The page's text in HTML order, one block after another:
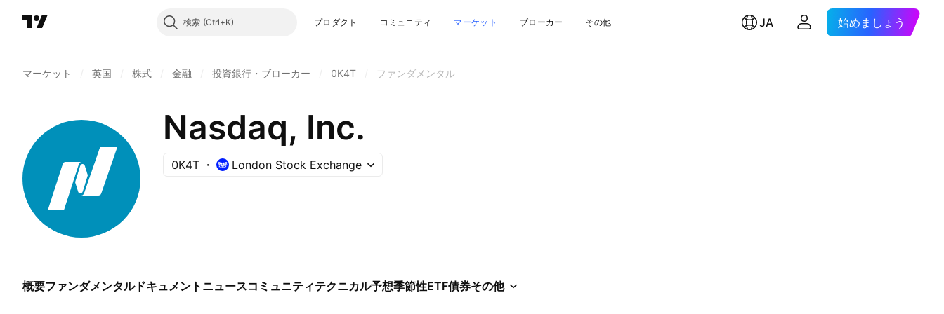
検索 プロダクト コミュニティ マーケット ブローカー その他 JA 始めましょう
マーケット 英国 株式 金融 投資銀行・ブローカー 0K4T ファンダメンタル
Nasdaq, Inc.
0K4T London Stock Exchange
概要ファンダメンタルドキュメント ニュースコミュニティテクニカル予想季節性ETF債券その他